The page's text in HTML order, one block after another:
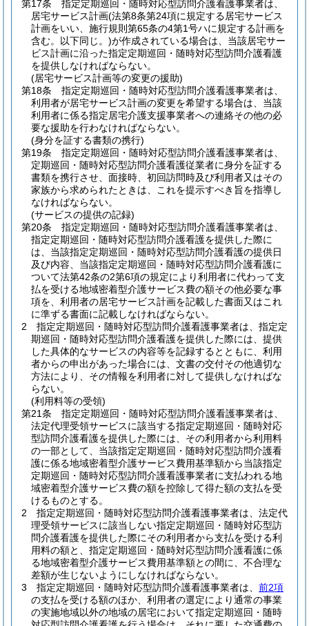
第17条
指定定期巡回・随時対応型訪問介護看護事業者は、
居宅サービス計画(法第8条第24項に規定する居宅サービス
計画をいい、施行規則第65条の4第1号ハに規定する計画を
含む。以下同じ。)が作成されている場合は、当該居宅サー
ビス計画に沿った指定定期巡回・随時対応型訪問介護看護
を提供しなければならない。
(居宅サービス計画等の変更の援助)
第18条
指定定期巡回・随時対応型訪問介護看護事業者は、
利用者が居宅サービス計画の変更を希望する場合は、当該
利用者に係る指定居宅介護支援事業者への連絡その他の必
要な援助を行わなければならない。
(身分を証する書類の携行)
第19条
指定定期巡回・随時対応型訪問介護看護事業者は、
定期巡回・随時対応型訪問介護看護従業者に身分を証する
書類を携行させ、面接時、初回訪問時及び利用者又はその
家族から求められたときは、これを提示すべき旨を指導し
なければならない。
(サービスの提供の記録)
第20条
指定定期巡回・随時対応型訪問介護看護事業者は、
指定定期巡回・随時対応型訪問介護看護を提供した際に
は、当該指定定期巡回・随時対応型訪問介護看護の提供日
及び内容、当該指定定期巡回・随時対応型訪問介護看護に
ついて法第42条の2第6項の規定により利用者に代わって支
払を受ける地域密着型介護サービス費の額その他必要な事
項を、利用者の居宅サービス計画を記載した書面又はこれ
に準ずる書面に記載しなければならない。
2
指定定期巡回・随時対応型訪問介護看護事業者は、指定定
期巡回・随時対応型訪問介護看護を提供した際には、提供
した具体的なサービスの内容等を記録するとともに、利用
者からの申出があった場合には、文書の交付その他適切な
方法により、その情報を利用者に対して提供しなければな
らない。
(利用料等の受領)
第21条
指定定期巡回・随時対応型訪問介護看護事業者は、
法定代理受領サービスに該当する指定定期巡回・随時対応
型訪問介護看護を提供した際には、その利用者から利用料
の一部として、当該指定定期巡回・随時対応型訪問介護看
護に係る地域密着型介護サービス費用基準額から当該指定
定期巡回・随時対応型訪問介護看護事業者に支払われる地
域密着型介護サービス費の額を控除して得た額の支払を受
けるものとする。
2
指定定期巡回・随時対応型訪問介護看護事業者は、法定代
理受領サービスに該当しない指定定期巡回・随時対応型訪
問介護看護を提供した際にその利用者から支払を受ける利
用料の額と、指定定期巡回・随時対応型訪問介護看護に係
る地域密着型介護サービス費用基準額との間に、不合理な
差額が生じないようにしなければならない。
3
指定定期巡回・随時対応型訪問介護看護事業者は、 前2項
の支払を受ける額のほか、利用者の選定により通常の事業
の実施地域以外の地域の居宅において指定定期巡回・随時